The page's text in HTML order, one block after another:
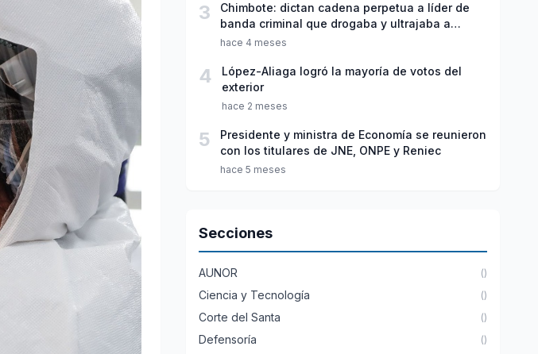
3
Chimbote: dictan cadena perpetua a líder de
banda criminal que drogaba y ultrajaba a
jóvenes
hace 4 meses
4
López-Aliaga logró la mayoría de votos del
exterior
hace 2 meses
5
Presidente y ministra de Economía se reunieron
con los titulares de JNE, ONPE y Reniec
hace 5 meses
Secciones
AUNOR ()
Ciencia y Tecnología ()
Corte del Santa ()
Defensoría ()